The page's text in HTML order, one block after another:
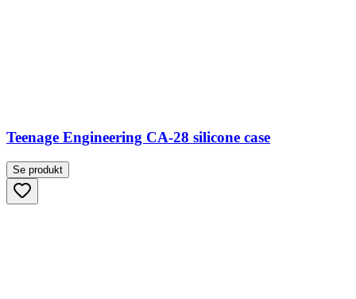
Teenage Engineering CA-28 silicone case
Se produkt